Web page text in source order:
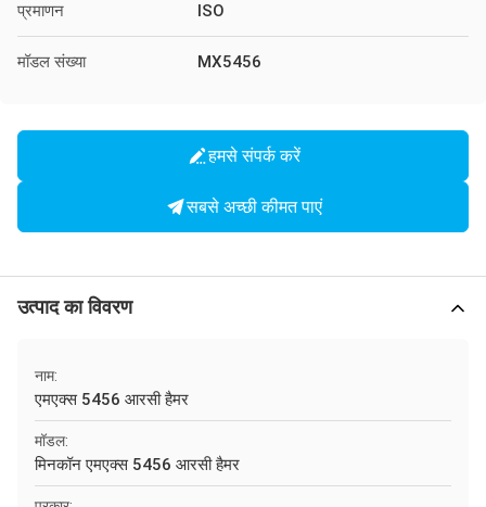
प्रमाणन ISO
मॉडल संख्या MX5456
हमसे संपर्क करें
सबसे अच्छी कीमत पाएं
उत्पाद का विवरण
नाम:
एमएक्स 5456 आरसी हैमर
मॉडल:
मिनकॉन एमएक्स 5456 आरसी हैमर